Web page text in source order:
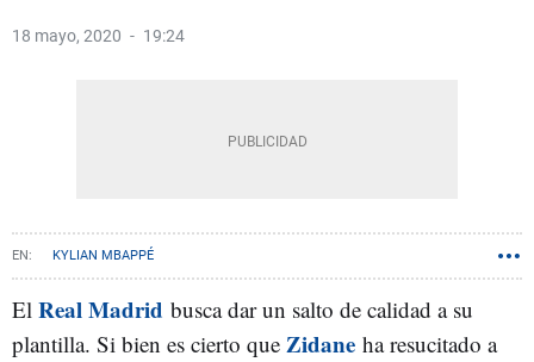
18 mayo, 2020 19:24
KYLIAN MBAPPÉ
El Real Madrid busca dar un salto de calidad a su
plantilla. Si bien es cierto que Zidane ha resucitado a